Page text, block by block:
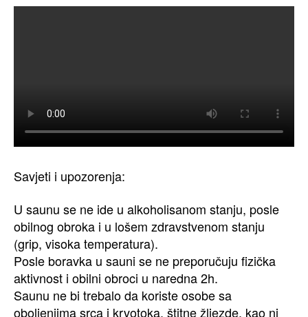
Savjeti i upozorenja:
U saunu se ne ide u alkoholisanom stanju, posle
obilnog obroka i u lošem zdravstvenom stanju
(grip, visoka temperatura).
Posle boravka u sauni se ne preporučuju fizička
aktivnost i obilni obroci u naredna 2h.
Saunu ne bi trebalo da koriste osobe sa
oboljenjima srca i krvotoka, štitne žljezde, kao ni